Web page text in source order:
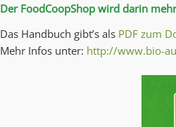
Der FoodCoopShop wird darin
Das Handbuch gibt’s als PDF zum
Mehr Infos unter: http://www.bio-